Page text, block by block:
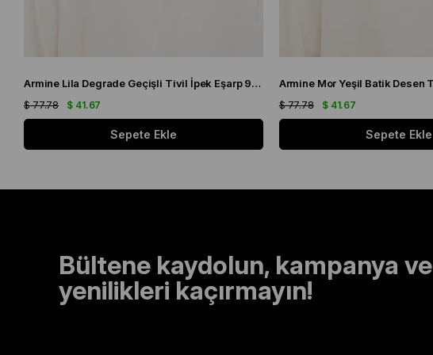
Armine Lila Degrade Geçişli Tivil İpek Eşarp 9051 - 59
$ 41.67
$ 77.78
Sepete Ekle
$ 41.67
$ 77.78
Sepete Ekle
Bültene kaydolun, kampanya ve
yenilikleri kaçırmayın!